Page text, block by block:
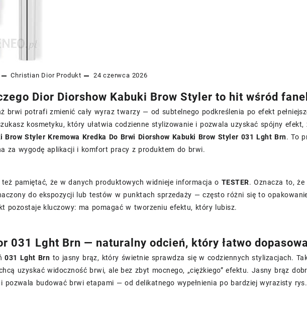
Christian Dior Produkt 24 czerwca 2026
Dior Diorshow Kabuki Brow Styler to hit wśród
brwi potrafi zmienić cały wyraz twarzy — od subtelnego podkreślenia po efekt
kosmetyku, który ułatwia codzienne stylizowanie i pozwala uzyskać spójny efekt,
Brow Styler Kremowa Kredka Do Brwi Diorshow Kabuki Brow Styler 031 Lght Brn. To
za wygodę aplikacji i komfort pracy z produktem do brwi.
też pamiętać, że w danych produktowych widnieje informacja o TESTER. Oznacza to,
do ekspozycji lub testów w punktach sprzedaży — często różni się to
pozostaje kluczowy: ma pomagać w tworzeniu efektu, który lubisz.
031 Lght Brn — naturalny odcień, który łatwo
031 Lght Brn to jasny brąz, który świetnie sprawdza się w codziennych stylizacjach.
uzyskać widoczność brwi, ale bez zbyt mocnego, „ciężkiego” efektu. Jasny brąz
pozwala budować brwi etapami — od delikatnego wypełnienia po bardziej wyrazisty rys.